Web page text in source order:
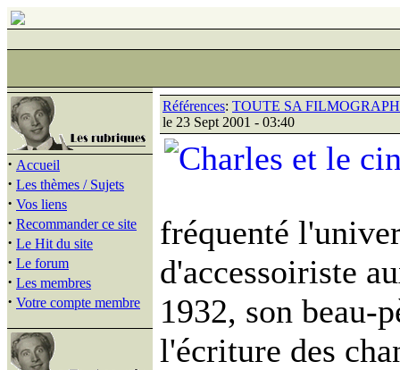
· Accueil
· Les thèmes / Sujets
· Vos liens
· Recommander ce site
· Le Hit du site
· Le forum
· Les membres
· Votre compte membre
Références: TOUTE SA
le 23 Sept 2001 - 03:40
fréquenté
d'accessoiriste
1932, son beau-
l'écriture des